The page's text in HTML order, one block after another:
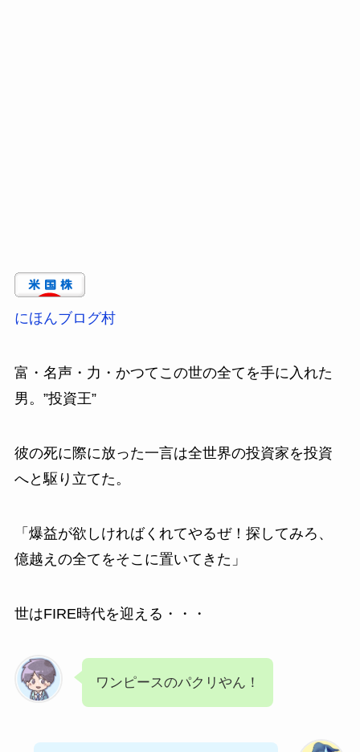
にほんブログ村
富・名声・力・かつてこの世の全てを手に入れた
男。”投資王”
彼の死に際に放った一言は全世界の投資家を投資
へと駆り立てた。
「爆益が欲しければくれてやるぜ！探してみろ、
億越えの全てをそこに置いてきた」
世はFIRE時代を迎える・・・
ワンピースのパクリやん！